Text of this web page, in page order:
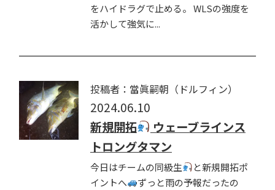
をハイドラグで止める。 WLSの強度を
活かして強気に...
投稿者：當眞嗣朝（ドルフィン）
2024.06.10
新規開拓
ウェーブラインス
トロングタマン
今日はチームの同級生
と新規開拓ポ
イントへ
ずっと雨の予報だったの